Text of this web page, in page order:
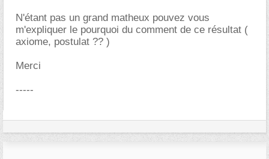
N'étant pas un grand matheux pouvez vous
m'expliquer le pourquoi du comment de ce résultat (
axiome, postulat ?? )
Merci
-----